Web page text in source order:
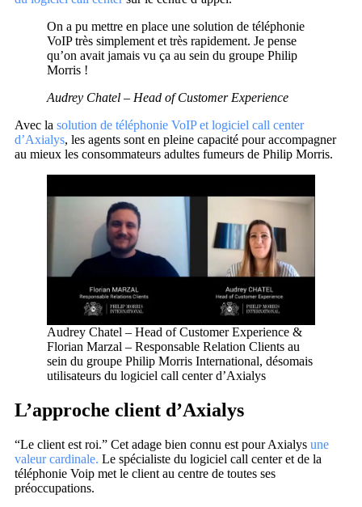
On a pu mettre en place une solution de téléphonie
VoIP très simplement et très rapidement. Je pense
qu’on avait jamais vu ça au sein du groupe Philip
Morris !
Audrey Chatel – Head of Customer Experience
Avec la solution de téléphonie VoIP et logiciel call center
d’Axialys, les agents sont en pleine capacité pour accompagner
au mieux les consommateurs adultes fumeurs de Philip Morris.
Audrey Chatel – Head of Customer Experience &
Florian Marzal – Responsable Relation Clients au
sein du groupe Philip Morris International, désomais
utilisateurs du logiciel call center d’Axialys
L’approche client d’Axialys
“Le client est roi.” Cet adage bien connu est pour Axialys une
valeur cardinale. Le spécialiste du logiciel call center et de la
téléphonie Voip met le client au centre de toutes ses
préoccupations.